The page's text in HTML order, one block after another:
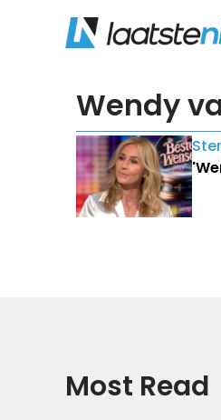
Wendy
Most Read